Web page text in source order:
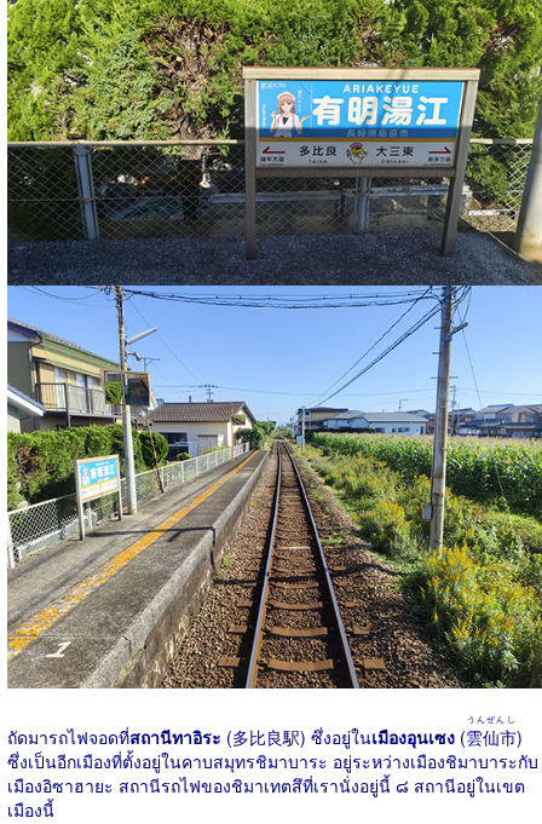
ถัดมารถไฟจอดที่สถานีทาอิระ (多比良駅) ซึ่งอยู่ในเมืองอุนเซง (雲仙市
うんぜんし
)
ซึ่งเป็นอีกเมืองที่ตั้งอยู่ในคาบสมุทรชิมาบาระ อยู่ระหว่างเมืองชิมาบาระกับ
เมืองอิซาฮายะ สถานีรถไฟของชิมาเทตสึที่เรานั่งอยู่นี้ ๘ สถานีอยู่ในเขต
เมืองนี้